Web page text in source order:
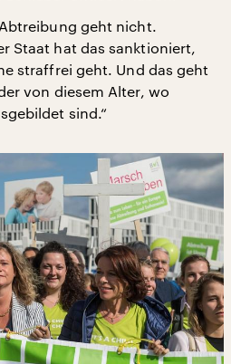
geht nicht.
Staat hat das sanktioniert,
straffrei geht. Und das geht
von diesem Alter, wo
sind.“